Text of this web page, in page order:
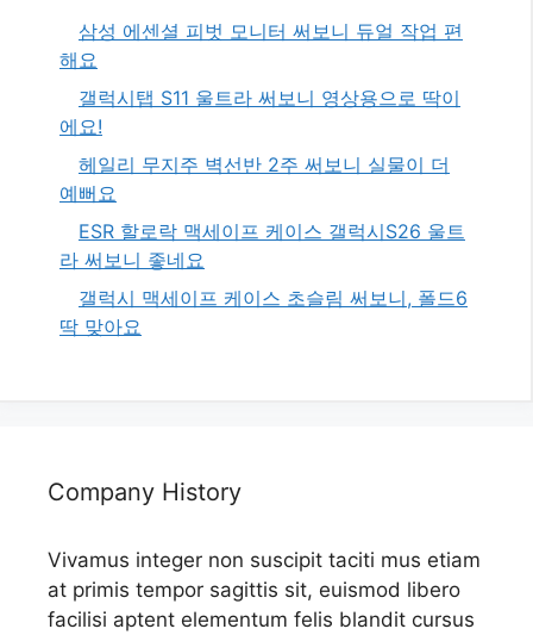
삼성 에센셜 피벗 모니터 써보니 듀얼 작업 편
해요
갤럭시탭 S11 울트라 써보니 영상용으로 딱이
에요!
헤일리 무지주 벽선반 2주 써보니 실물이 더
예뻐요
ESR 할로락 맥세이프 케이스 갤럭시S26 울트
라 써보니 좋네요
갤럭시 맥세이프 케이스 초슬림 써보니, 폴드6
딱 맞아요
Company History
Vivamus integer non suscipit taciti mus etiam
at primis tempor sagittis sit, euismod libero
facilisi aptent elementum felis blandit cursus